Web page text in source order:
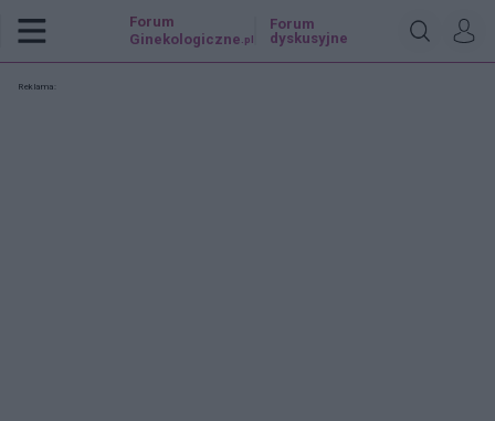
Forum
Ginekologiczne .pl
Forum
dyskusyjne
Reklama: